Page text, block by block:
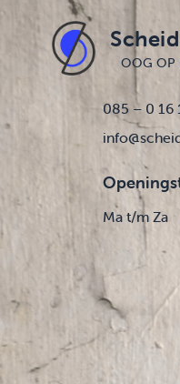
OOG OP
085 – 0 16
Ma t/m Za